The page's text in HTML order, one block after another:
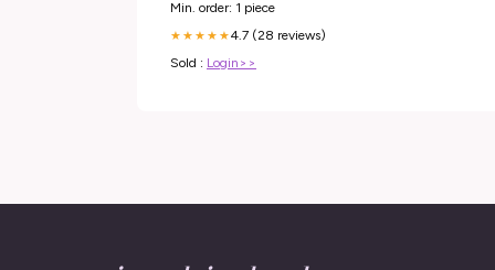
Min. order: 1 piece
★★★★★4.7 (28 reviews)
Sold : Login>>